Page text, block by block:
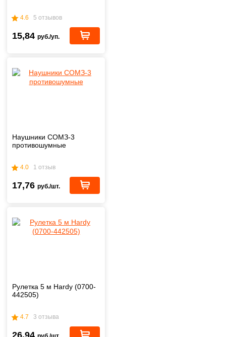
4.6 5 отзывов
15,84 руб./уп.
Наушники СОМЗ-3
противошумные
4.0 1 отзыв
17,76 руб./шт.
Рулетка 5 м Hardy (0700-
442505)
4.7 3 отзыва
26,94